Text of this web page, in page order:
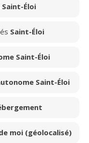
Saint-Éloi
Saint-Éloi
Saint-Éloi
Saint-Éloi
moi (géolocalisé)